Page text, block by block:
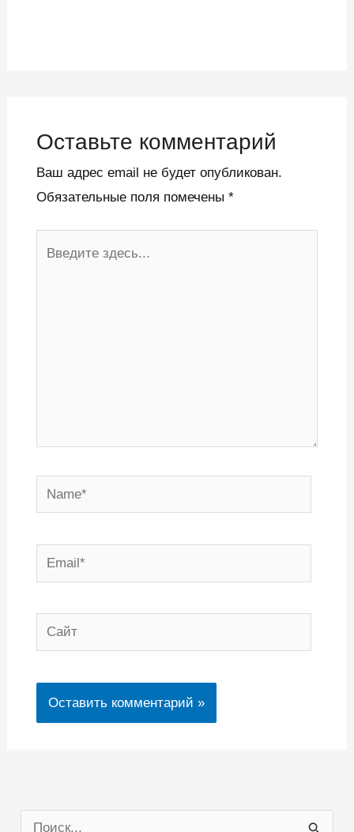
Оставьте комментарий
Ваш адрес email не будет опубликован.
Обязательные поля помечены *
Name*
Email*
Сайт